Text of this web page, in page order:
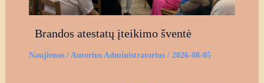
Brandos atestatų įteikimo šventė
Naujienos/ Autorius Administratorius / 2026-08-05